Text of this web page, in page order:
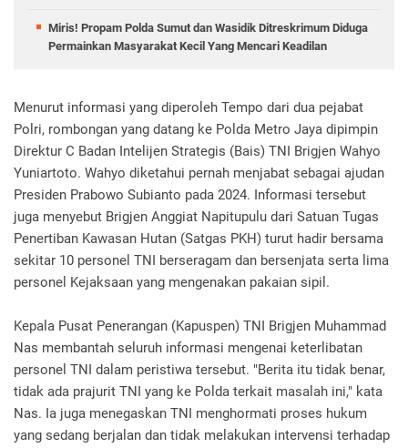
Miris! Propam Polda Sumut dan Wasidik Ditreskrimum Diduga
Permainkan Masyarakat Kecil Yang Mencari Keadilan
Menurut informasi yang diperoleh Tempo dari dua pejabat
Polri, rombongan yang datang ke Polda Metro Jaya dipimpin
Direktur C Badan Intelijen Strategis (Bais) TNI Brigjen Wahyo
Yuniartoto. Wahyo diketahui pernah menjabat sebagai ajudan
Presiden Prabowo Subianto pada 2024. Informasi tersebut
juga menyebut Brigjen Anggiat Napitupulu dari Satuan Tugas
Penertiban Kawasan Hutan (Satgas PKH) turut hadir bersama
sekitar 10 personel TNI berseragam dan bersenjata serta lima
personel Kejaksaan yang mengenakan pakaian sipil.
Kepala Pusat Penerangan (Kapuspen) TNI Brigjen Muhammad
Nas membantah seluruh informasi mengenai keterlibatan
personel TNI dalam peristiwa tersebut. "Berita itu tidak benar,
tidak ada prajurit TNI yang ke Polda terkait masalah ini," kata
Nas. Ia juga menegaskan TNI menghormati proses hukum
yang sedang berjalan dan tidak melakukan intervensi terhadap